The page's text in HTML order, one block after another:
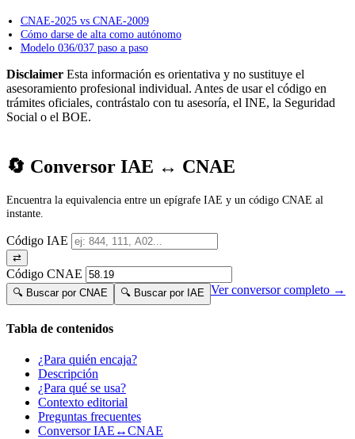
CNAE-2025 vs CNAE-2009
Cómo darse de alta como autónomo
Modelo 036/037 paso a paso
Disclaimer Esta información es orientativa y no sustituye el
asesoramiento profesional individual. Antes de usar el código en
trámites oficiales, contrástalo con tu asesoría, el INE, la Seguridad
Social o el BOE.
🔄 Conversor IAE ↔ CNAE
Encuentra la equivalencia entre un epígrafe IAE y un código CNAE al
instante.
Código IAE
⇄
Código CNAE
🔍 Buscar por CNAE 🔍 Buscar por IAE Ver conversor completo →
Tabla de contenidos
¿Para quién encaja?
Descripción
¿Para qué se usa?
Contexto editorial
Preguntas frecuentes
Conversor IAE↔CNAE